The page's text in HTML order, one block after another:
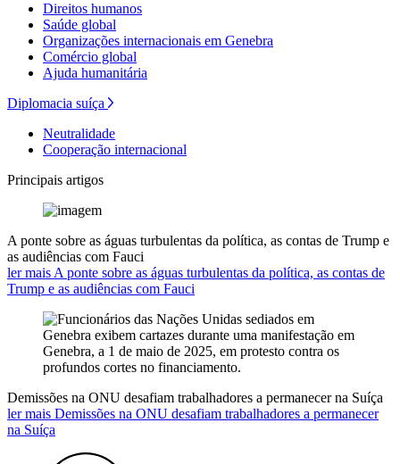
Direitos humanos
Saúde global
Organizações internacionais em Genebra
Comércio global
Ajuda humanitária
Diplomacia suíça
Neutralidade
Cooperação internacional
Principais artigos
A ponte sobre as águas turbulentas da política, as contas de Trump e
as audiências com Fauci
ler mais A ponte sobre as águas turbulentas da política, as contas de
Trump e as audiências com Fauci
Demissões na ONU desafiam trabalhadores a permanecer na Suíça
ler mais Demissões na ONU desafiam trabalhadores a permanecer
na Suíça